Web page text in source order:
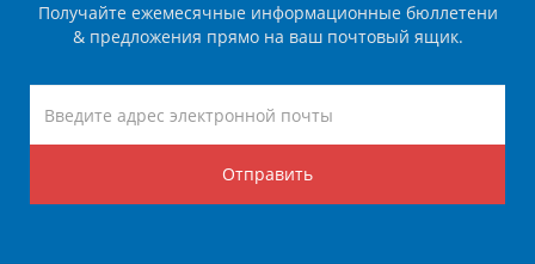
Получайте ежемесячные информационные бюллетени
& предложения прямо на ваш почтовый ящик.
Отправить